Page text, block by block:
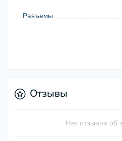
Разъемы
Отзывы
Нет отзывов об